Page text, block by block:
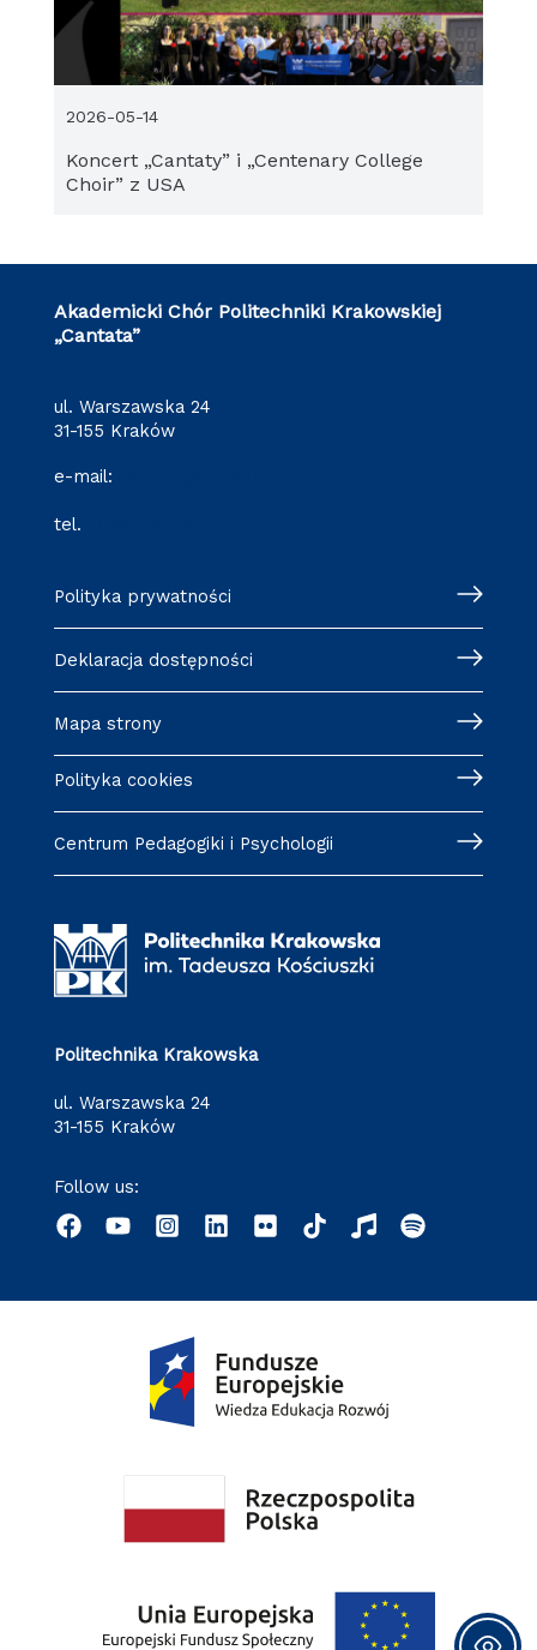
Koncert „Cantaty” i „Centenary College
Choir” z USA
2026-05-14
Akademicki Chór Politechniki Krakowskiej
„Cantata”
ul. Warszawska 24
31-155 Kraków
e-mail:
tel.
Polityka prywatności
Deklaracja dostępności
Mapa strony
Polityka cookies
Centrum Pedagogiki i Psychologii
Politechnika Krakowska
ul. Warszawska 24
31-155 Kraków
Follow us: